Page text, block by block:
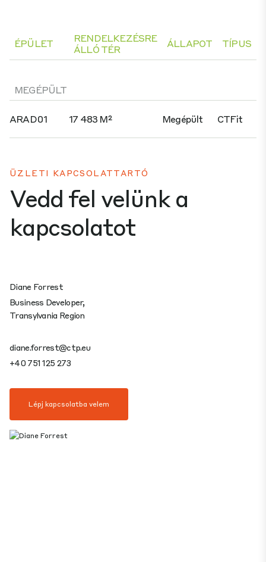
ÉPÜLET
RENDELKEZÉSRE
ÁLLÓ TÉR
ÁLLAPOT TÍPUS
MEGÉPÜLT
ARAD01 17 483 M² Megépült CTFit
ÜZLETI KAPCSOLATTARTÓ
Vedd fel velünk a
kapcsolatot
Diane Forrest
Business Developer,
Transylvania Region
diane.forrest@ctp.eu
+40 751 125 273
Lépj kapcsolatba velem